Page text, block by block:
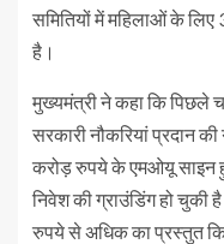
समितियों में महिलाओं के लिए
है।
मुख्यमंत्री ने कहा कि पिछले
सरकारी नौकरियां प्रदान
करोड़ रुपये के एमओयू
निवेश की ग्राउंडिंग हो चुकी
रुपये से अधिक का प्रस्तुत